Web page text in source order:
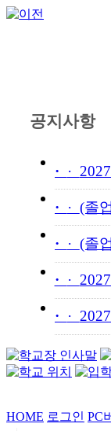
공지사항
·
· (졸
· (졸
·
· 2027
HOME 로그인 PC